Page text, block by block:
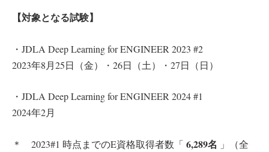
【対象となる試験】
・JDLA Deep Learning for ENGINEER 2023 #2
2023年8月25日（金）・26日（土）・27日（日）
・JDLA Deep Learning for ENGINEER 2024 #1
2024年2月
＊ 2023#1 時点までのE資格取得者数「 6,289名 」（全